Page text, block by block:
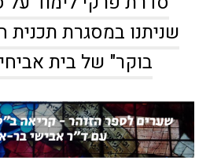
שניתנו במסגרת תכנית
בוקר" של בית אביחי ב-